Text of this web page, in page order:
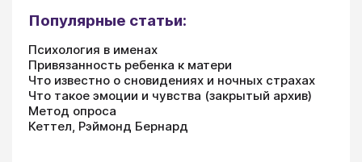
Популярные статьи:
Психология в именах
Привязанность ребенка к матери
Что известно о сновидениях и ночных страхах
Что такое эмоции и чувства (закрытый архив)
Метод опроса
Кеттел, Рэймонд Бернард